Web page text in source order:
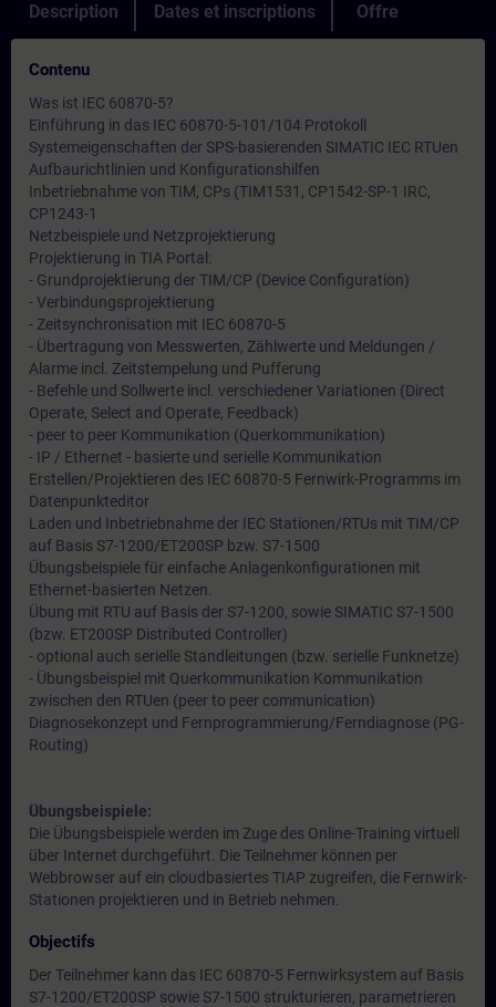
Description Dates et inscriptions Offre
Contenu
Was ist IEC 60870-5?
Einführung in das IEC 60870-5-101/104 Protokoll
Systemeigenschaften der SPS-basierenden SIMATIC IEC RTUen
Aufbaurichtlinien und Konfigurationshilfen
Inbetriebnahme von TIM, CPs (TIM1531, CP1542-SP-1 IRC,
CP1243-1
Netzbeispiele und Netzprojektierung
Projektierung in TIA Portal:
- Grundprojektierung der TIM/CP (Device Configuration)
- Verbindungsprojektierung
- Zeitsynchronisation mit IEC 60870-5
- Übertragung von Messwerten, Zählwerte und Meldungen /
Alarme incl. Zeitstempelung und Pufferung
- Befehle und Sollwerte incl. verschiedener Variationen (Direct
Operate, Select and Operate, Feedback)
- peer to peer Kommunikation (Querkommunikation)
- IP / Ethernet - basierte und serielle Kommunikation
Erstellen/Projektieren des IEC 60870-5 Fernwirk-Programms im
Datenpunkteditor
Laden und Inbetriebnahme der IEC Stationen/RTUs mit TIM/CP
auf Basis S7-1200/ET200SP bzw. S7-1500
Übungsbeispiele für einfache Anlagenkonfigurationen mit
Ethernet-basierten Netzen.
Übung mit RTU auf Basis der S7-1200, sowie SIMATIC S7-1500
(bzw. ET200SP Distributed Controller)
- optional auch serielle Standleitungen (bzw. serielle Funknetze)
- Übungsbeispiel mit Querkommunikation Kommunikation
zwischen den RTUen (peer to peer communication)
Diagnosekonzept und Fernprogrammierung/Ferndiagnose (PG-
Routing)
Übungsbeispiele:
Die Übungsbeispiele werden im Zuge des Online-Training virtuell
über Internet durchgeführt. Die Teilnehmer können per
Webbrowser auf ein cloudbasiertes TIAP zugreifen, die Fernwirk-
Stationen projektieren und in Betrieb nehmen.
Objectifs
Der Teilnehmer kann das IEC 60870-5 Fernwirksystem auf Basis
S7-1200/ET200SP sowie S7-1500 strukturieren, parametrieren